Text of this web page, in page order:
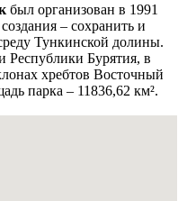
был организован в 1991
– сохранить и
Тункинской долины.
Республики Бурятия, в
хребтов Восточный
парка – 11836,62 км².